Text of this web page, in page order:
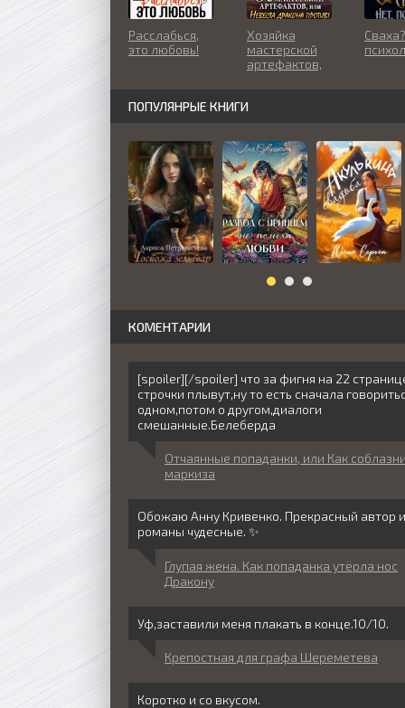
Расслабься,
это любовь!
Хозяйка
мастерской
артефактов,
дракона
против!
ПОПУЛЯНРЫЕ КНИГИ
КОМЕНТАРИИ
[spoiler][/spoiler] что за фигня на 22
строчки плывут,ну то есть сначала
одном,потом о другом,диалоги
смешанные.Белеберда
Отчаянные попаданки, или Как
маркиза
Обожаю Анну Кривенко. Прекрасный автор и
романы чудесные. ✨
Глупая жена. Как попаданка утёрла нос
Дракону
Уф,заставили меня плакать в конце.10/10.
Крепостная для графа Шереметева
Коротко и со вкусом.